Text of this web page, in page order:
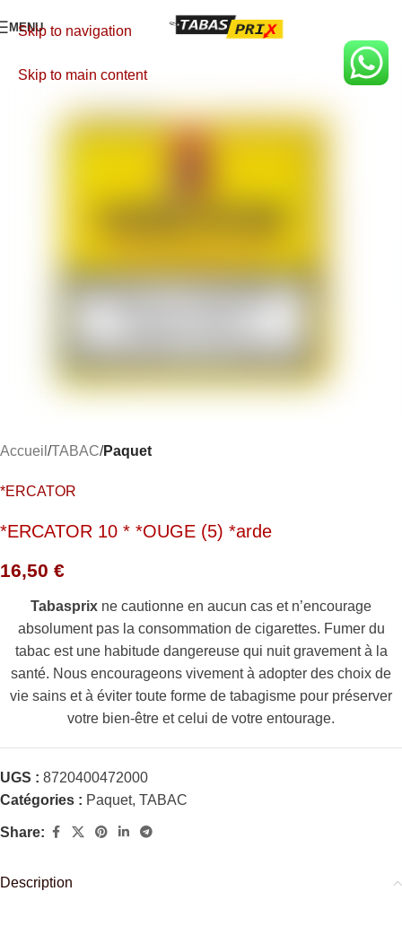
Skip to navigation
Skip to main content
MENU
Accueil TABAC Paquet
*ERCATOR
*ERCATOR 10 * *OUGE (5) *arde
16,50 €
Tabasprix ne cautionne en aucun cas et n’encourage
absolument pas la consommation de cigarettes. Fumer du
tabac est une habitude dangereuse qui nuit gravement à la
santé. Nous encourageons vivement à adopter des choix de
vie sains et à éviter toute forme de tabagisme pour préserver
votre bien-être et celui de votre entourage.
UGS : 8720400472000
Catégories : Paquet, TABAC
Share:
Description